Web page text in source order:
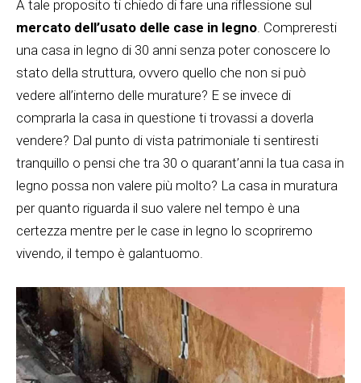
A tale proposito ti chiedo di fare una riflessione sul
mercato dell’usato delle case in legno. Compreresti
una casa in legno di 30 anni senza poter conoscere lo
stato della struttura, ovvero quello che non si può
vedere all’interno delle murature? E se invece di
comprarla la casa in questione ti trovassi a doverla
vendere? Dal punto di vista patrimoniale ti sentiresti
tranquillo o pensi che tra 30 o quarant’anni la tua casa in
legno possa non valere più molto? La casa in muratura
per quanto riguarda il suo valere nel tempo è una
certezza mentre per le case in legno lo scopriremo
vivendo, il tempo è galantuomo.